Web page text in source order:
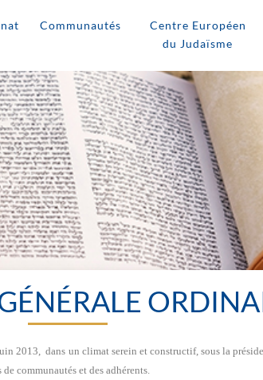
Communautés
Centre Européen
du Judaïsme
2013, dans un climat serein et constructif, sous la
communautés et des adhérents.